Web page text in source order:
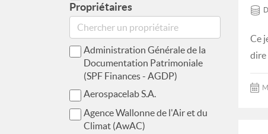
Propriétaires
Administration Générale de la
Documentation Patrimoniale
(SPF Finances - AGDP)
Aerospacelab S.A.
Agence Wallonne de l'Air et du
Climat (AwAC)
Ce
dire